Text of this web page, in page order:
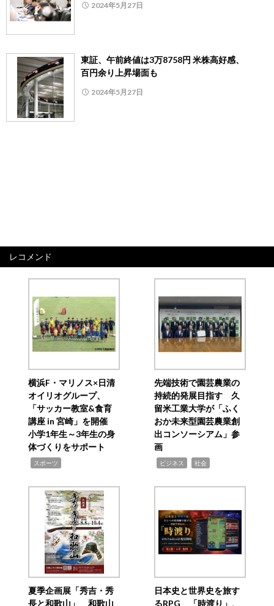
2024年5月27日
東証、午前終値は3万8758円 米株高好感、
百円余り上昇場面も
2024年5月27日
レコメンド
横浜F・マリノス×日清
オイリオグループ、
「サッカー教室&食育
講座 in 宮崎」を開催
小学1年生～3年生の身
体づくりをサポート
スポーツ
先端技術で園芸農業の
持続的発展目指す 久
留米工業大学が「ふく
おか未来型園芸農業創
出コンソーシアム」参
画
ビジネス 社会
夏季企画展「秀吉・秀
長と和歌山」 和歌山
日本史と世界史を旅す
るRPG 「時渡り」、